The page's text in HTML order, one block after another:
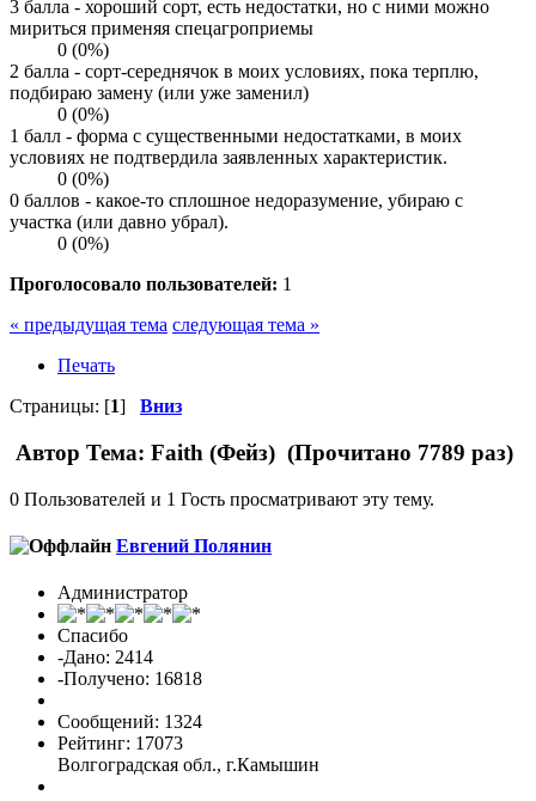
3 балла - хороший сорт, есть недостатки, но с ними можно
мириться применяя спецагроприемы
0 (0%)
2 балла - сорт-середнячок в моих условиях, пока терплю,
подбираю замену (или уже заменил)
0 (0%)
1 балл - форма с существенными недостатками, в моих
условиях не подтвердила заявленных характеристик.
0 (0%)
0 баллов - какое-то сплошное недоразумение, убираю с
участка (или давно убрал).
0 (0%)
Проголосовало пользователей: 1
« предыдущая тема следующая тема »
Печать
Страницы: [1] Вниз
Автор Тема: Faith (Фейз) (Прочитано 7789 раз)
0 Пользователей и 1 Гость просматривают эту тему.
Евгений Полянин
Администратор
Спасибо
-Дано: 2414
-Получено: 16818
Сообщений: 1324
Рейтинг: 17073
Волгоградская обл., г.Камышин